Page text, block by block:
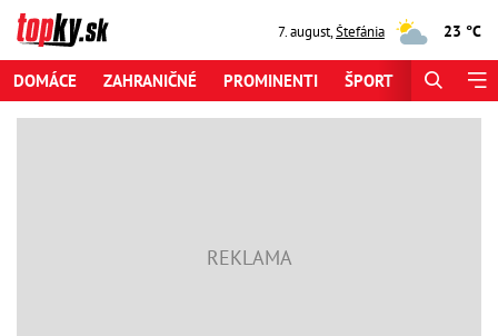
7. august,Štefánia 23 °C
DOMÁCE ZAHRANIČNÉ PROMINENTI ŠPORT